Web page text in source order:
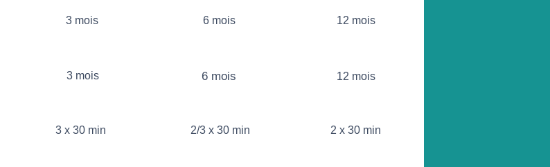
3 mois 6 mois 12 mois
3 mois 6 mois 12 mois
3 x 30 min 2/3 x 30 min 2 x 30 min